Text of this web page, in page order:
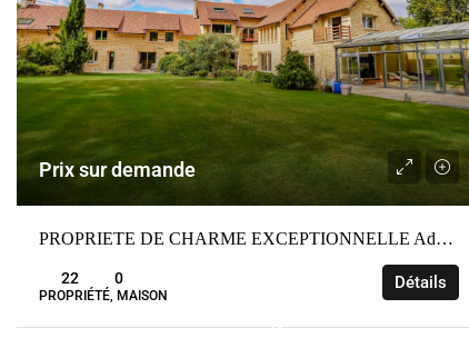
Prix sur demande
PROPRIETE DE CHARME EXCEPTIONNELLE Adainville
22 0
PROPRIÉTÉ, MAISON
Détails
3